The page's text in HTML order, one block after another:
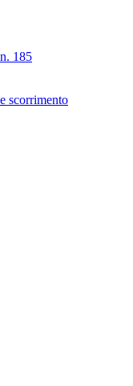
185
scorrimento